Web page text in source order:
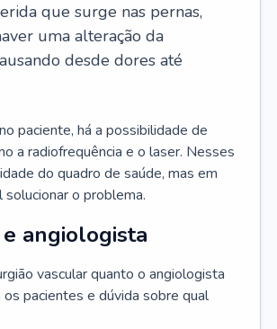
que surge nas pernas,
uma alteração da
desde dores até
paciente, há a possibilidade de
a radiofrequência e o laser. Nesses
do quadro de saúde, mas em
o problema.
angiologista
vascular quanto o angiologista
pacientes e dúvida sobre qual